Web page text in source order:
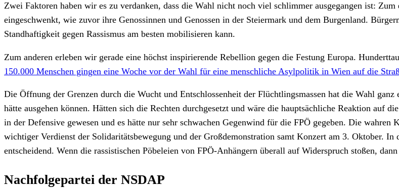
Zwei Faktoren haben wir es zu verdanken, dass die Wahl nicht noch viel schlimmer ausgegangen ist:
eingeschwenkt, wie zuvor ihre Genossinnen und Genossen in der Steiermark und dem Burgenland.
Standhaftigkeit gegen Rassismus am besten mobilisieren kann.
Zum anderen erleben wir gerade eine höchst inspirierende Rebellion gegen die Festung Europa.
150.000 Menschen gingen eine Woche vor der Wahl für eine menschliche Asylpolitik in Wien auf die
Die Öffnung der Grenzen durch die Wucht und Entschlossenheit der Flüchtlingsmassen hat die Wahl
hätte ausgehen können. Hätten sich die Rechten durchgesetzt und wäre die hauptsächliche Reaktion auf
in der Defensive gewesen und es hätte nur sehr schwachen Gegenwind für die FPÖ gegeben. Die
wichtiger Verdienst der Solidaritätsbewegung und der Großdemonstration samt Konzert am 3. Oktober.
entscheidend. Wenn die rassistischen Pöbeleien von FPÖ-Anhängern überall auf Widerspruch stoßen,
Nachfolgepartei der NSDAP